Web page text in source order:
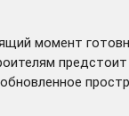
момент